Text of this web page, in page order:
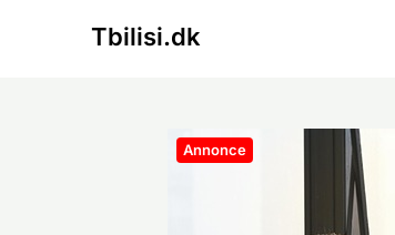
Tbilisi.dk
Annonce